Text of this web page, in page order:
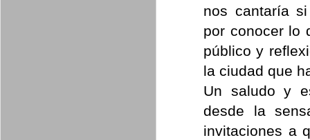
nos cantaría
por conocer lo
público y
la ciudad que
Un saludo y
desde la
invitaciones a